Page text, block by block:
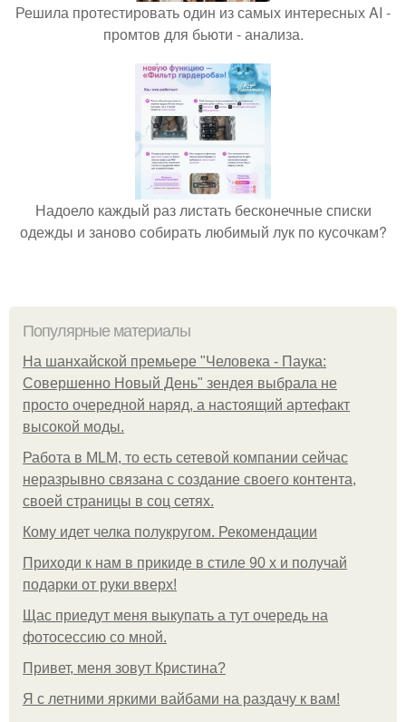
Решила протестировать один из самых интересных AI -
промтов для бьюти - анализа.
Надоело каждый раз листать бесконечные списки
одежды и заново собирать любимый лук по кусочкам?
Популярные материалы
На шанхайской премьере "Человека - Паука:
Совершенно Новый День" зендея выбрала не
просто очередной наряд, а настоящий артефакт
высокой моды.
Работа в MLM, то есть сетевой компании сейчас
неразрывно связана с создание своего контента,
своей страницы в соц сетях.
Кому идет челка полукругом. Рекомендации
Приходи к нам в прикиде в стиле 90 х и получай
подарки от руки вверх!
Щас приедут меня выкупать а тут очередь на
фотосессию со мной.
Привет, меня зовут Кристина?
Я с летними яркими вайбами на раздачу к вам!